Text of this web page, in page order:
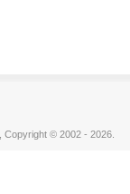
Copyright © 2002 - 2026.